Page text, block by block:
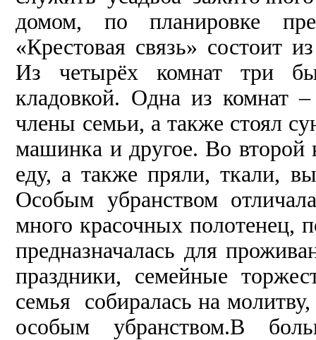
домом, по планировке
«Крестовая связь» состоит
Из четырёх комнат три
кладовкой. Одна из
члены семьи, а также стоял
машинка и другое. Во второй
еду, а также пряли, ткали,
Особым убранством
много красочных полотенец,
предназначалась для
праздники, семейные
семья собиралась на
особым убранством.В